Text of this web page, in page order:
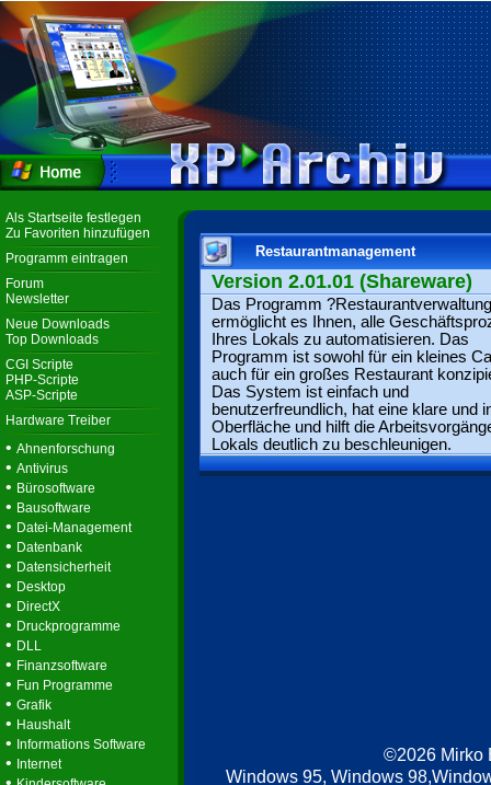
Als Startseite festlegen
Zu Favoriten hinzufügen
Programm eintragen
Forum
Newsletter
Neue Downloads
Top Downloads
CGI Scripte
PHP-Scripte
ASP-Scripte
Hardware Treiber
• Ahnenforschung
• Antivirus
• Bürosoftware
• Bausoftware
• Datei-Management
• Datenbank
• Datensicherheit
• Desktop
• DirectX
• Druckprogramme
• DLL
• Finanzsoftware
• Fun Programme
• Grafik
• Haushalt
• Informations Software
• Internet
Restaurantmanagement
Version 2.01.01 (Shareware)
Das Programm
ermöglicht es Ihnen, alle
Ihres Lokals zu automatisieren. Das
Programm ist sowohl für ein kleines
auch für ein großes Restaurant
Das System ist einfach und
benutzerfreundlich, hat eine klare und
Oberfläche und hilft die
Lokals deutlich zu beschleunigen.
©2026 Mirko
Windows 95, Windows